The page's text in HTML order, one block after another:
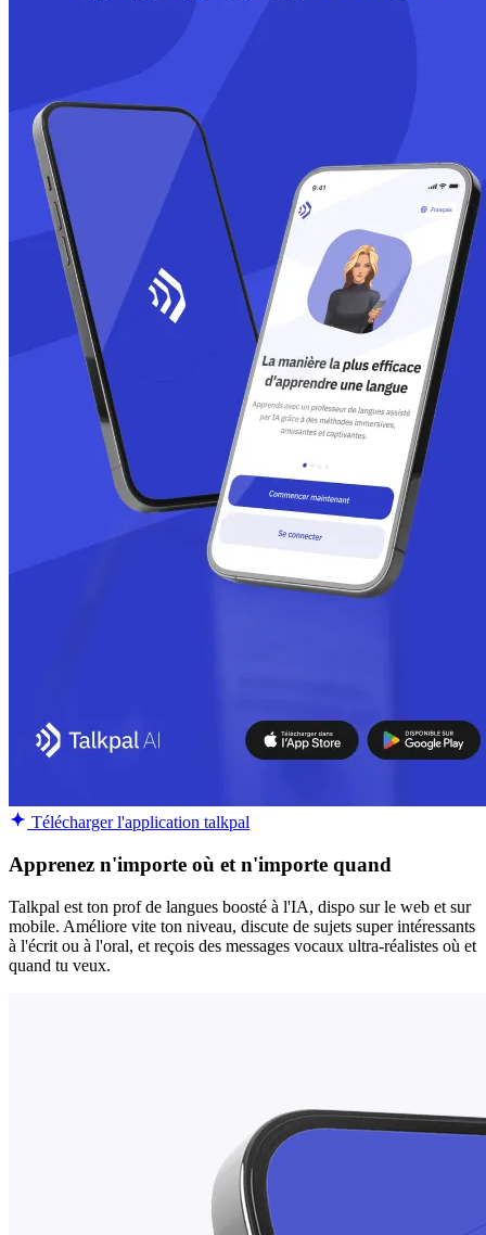
Télécharger l'application talkpal
Apprenez n'importe où et n'importe quand
Talkpal est ton prof de langues boosté à l'IA, dispo sur le web et sur
mobile. Améliore vite ton niveau, discute de sujets super intéressants
à l'écrit ou à l'oral, et reçois des messages vocaux ultra-réalistes où et
quand tu veux.